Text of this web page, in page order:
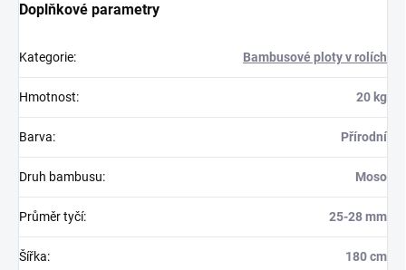
Doplňkové parametry
Kategorie: Bambusové ploty v rolích
Hmotnost: 20 kg
Barva: Přírodní
Druh bambusu: Moso
Průměr tyčí: 25-28 mm
Šířka: 180 cm